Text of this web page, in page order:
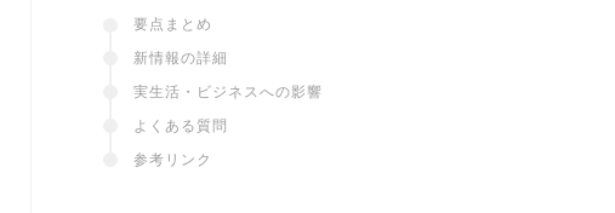
要点まとめ
新情報の詳細
実生活・ビジネスへの影響
よくある質問
参考リンク